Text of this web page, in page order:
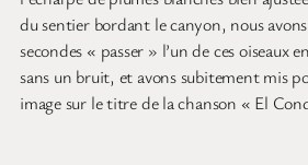
du sentier bordant le canyon, nous avons
secondes « passer » l’un de ces oiseaux
sans un bruit, et avons subitement mis
image sur le titre de la chanson « El